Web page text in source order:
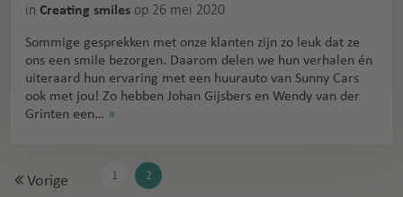
in Creating smiles op 26 mei 2020
Sommige gesprekken met onze klanten zijn zo leuk dat ze
ons een smile bezorgen. Daarom delen we hun verhalen én
uiteraard hun ervaring met een huurauto van Sunny Cars
ook met jou! Zo hebben Johan Gijsbers en Wendy van der
Grinten een… »
Vorige 1 2